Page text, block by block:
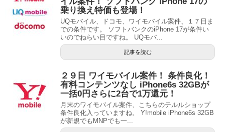
乗り換え特価も登場！
UQモバイル、ドコモ、ワイモバイル案件、１７日ま
での条件です。 ソフトバンクのiPhone 17が条件い
いのでねらい目ですね。 UQモバ...
記事を読む
２９日 ワイモバイル案件！ 条件良化！
有料コンテンツなし iPhone6s 32GBが
一括0円さらに2台で1万還元！
月末のワイモバイル案件、こちらのテルルショップ
条件良化入っていますね。 Y!mobile iPhone6s 32GB
が新規でもMNPでも一...